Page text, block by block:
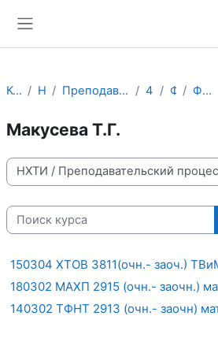
Курсы НХТИ Преподавательский процесс 4. ПФ ФМД Физики.old
Макусева Т.Г.
Категории курсов
Поиск курса
150304 ХТОВ 3811(очн.- заоч.)
180302 МАХП 2915 (очн.- заочн.)
140302 ТФНТ 2913 (очн.- заочн)